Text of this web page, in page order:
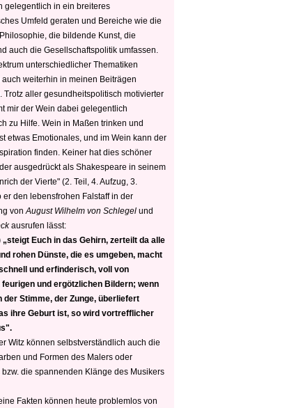
gelegentlich in ein breiteres
Umfeld geraten und Bereiche wie die
die bildende Kunst, die
auch die Gesellschaftspolitik umfassen.
unterschiedlicher Thematiken
auch weiterhin in meinen Beiträgen
Trotz aller gesundheitspolitisch motivierter
mir der Wein dabei gelegentlich
zu Hilfe. Wein in Maßen trinken und
etwas Emotionales, und im Wein kann der
finden. Keiner hat dies schöner
ausgedrückt als Shakespeare in seinem
der Vierte" (2. Teil, 4. Aufzug, 3.
er den lebensfrohen Falstaff in der
von August Wilhelm von Schlegel und
ausrufen lässt:
„steigt Euch in das Gehirn, zerteilt da alle
rohen Dünste, die es umgeben, macht
und erfinderisch, voll von
feurigen und ergötzlichen Bildern; wenn
der Stimme, der Zunge, überliefert
ihre Geburt ist, so wird vortrefflicher
Witz können selbstverständlich auch die
und Formen des Malers oder
die spannenden Klänge des Musikers
Fakten können heute problemlos von